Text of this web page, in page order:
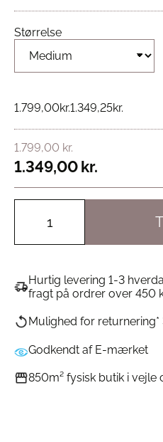
Størrelse
1.799,00kr.1.349,25kr.
1.799,00 kr.
1.349,00kr.
Hurtig levering 1-3
fragt på ordrer over 450
Mulighed for returnering*
Godkendt af E-mærket
850m² fysisk butik i vejle